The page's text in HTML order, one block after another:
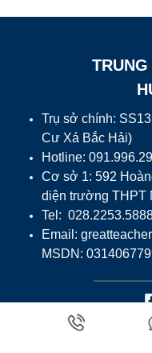
Trụ sở chính:
Cư Xá Bắc Hải)
Hotline:
Cơ sở 1: 592
diện trường THPT
Tel:
Email:
MSDN: